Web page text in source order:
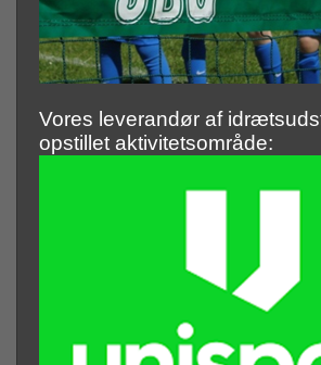
Vores leverandør af
opstillet aktivitetsområde: